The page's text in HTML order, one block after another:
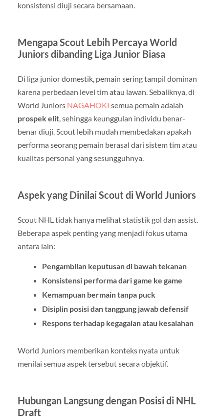
konsistensi diuji secara bersamaan.
Mengapa Scout Lebih Percaya World
Juniors dibanding Liga Junior Biasa
Di liga junior domestik, pemain sering tampil dominan
karena perbedaan level tim atau lawan. Sebaliknya, di
World Juniors NAGAHOKI semua pemain adalah
prospek elit, sehingga keunggulan individu benar-
benar diuji. Scout lebih mudah membedakan apakah
performa seorang pemain berasal dari sistem tim atau
kualitas personal yang sesungguhnya.
Aspek yang Dinilai Scout di World Juniors
Scout NHL tidak hanya melihat statistik gol dan assist.
Beberapa aspek penting yang menjadi fokus utama
antara lain:
Pengambilan keputusan di bawah tekanan
Konsistensi performa dari game ke game
Kemampuan bermain tanpa puck
Disiplin posisi dan tanggung jawab defensif
Respons terhadap kegagalan atau kesalahan
World Juniors memberikan konteks nyata untuk
menilai semua aspek tersebut secara objektif.
Hubungan Langsung dengan Posisi di NHL
Draft